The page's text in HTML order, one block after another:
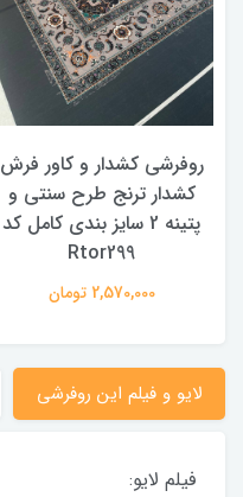
روفرشی کشدار و کاور فرش
کشدار ترنج طرح سنتی و
پتینه 2 سایز بندی کامل کد
Rtor299
2,570,000 تومان
لایو و فیلم این روفرشی
فیلم لایو: